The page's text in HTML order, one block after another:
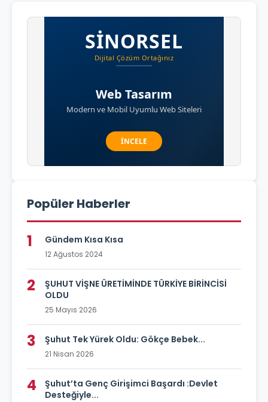
Popüler Haberler
1 Gündem Kısa Kısa
12 Ağustos 2024
2
ŞUHUT VİŞNE ÜRETİMİNDE TÜRKİYE BİRİNCİSİ
OLDU
25 Mayıs 2026
3 Şuhut Tek Yürek Oldu: Gökçe Bebek...
21 Nisan 2026
4
Şuhut’ta Genç Girişimci Başardı :Devlet
Desteğiyle...